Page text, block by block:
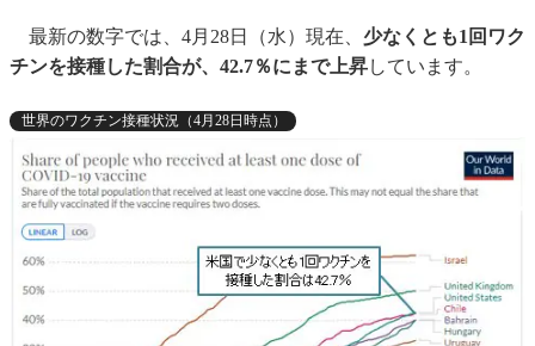
最新の数字では、4月28日（水）現在、 少なくとも1回ワク
チンを接種した割合が、42.7％にまで上昇しています。
世界のワクチン接種状況（4月28日時点）